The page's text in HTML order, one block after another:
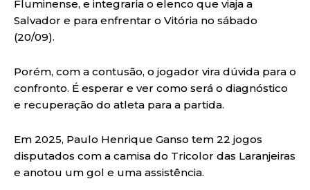
Fluminense, e integraria o elenco que viaja a
Salvador e para enfrentar o Vitória no sábado
(20/09).
Porém, com a contusão, o jogador vira dúvida para o
confronto. É esperar e ver como será o diagnóstico
e recuperação do atleta para a partida.
Em 2025, Paulo Henrique Ganso tem 22 jogos
disputados com a camisa do Tricolor das Laranjeiras
e anotou um gol e uma assistência.